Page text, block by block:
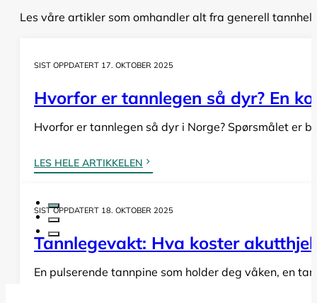
Les våre artikler som omhandler alt fra generell
SIST OPPDATERT 17. OKTOBER 2025
Hvorfor er tannlegen så dyr? En
Hvorfor er tannlegen så dyr i Norge? Spørsmålet er
LES HELE ARTIKKELEN
SIST OPPDATERT 18. OKTOBER 2025
Tannlegevakt: Hva koster
En pulserende tannpine som holder deg våken, en